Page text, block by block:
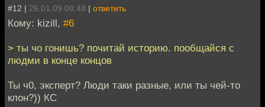
#12 | 26.01.09 08:48 | ответить
Кому: kizill, #6
> ты чо гонишь? почитай историю. пообщайся с
людми в конце концов
Ты ч0, эксперт? Люди таки разные, или ты чей-то
клон?)) КС